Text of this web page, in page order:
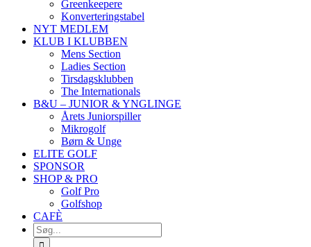
Greenkeepere
Konverteringstabel
NYT MEDLEM
KLUB I KLUBBEN
Mens Section
Ladies Section
Tirsdagsklubben
The Internationals
B&U – JUNIOR & YNGLINGE
Årets Juniorspiller
Mikrogolf
Børn & Unge
ELITE GOLF
SPONSOR
SHOP & PRO
Golf Pro
Golfshop
CAFÈ
Søg
efter: